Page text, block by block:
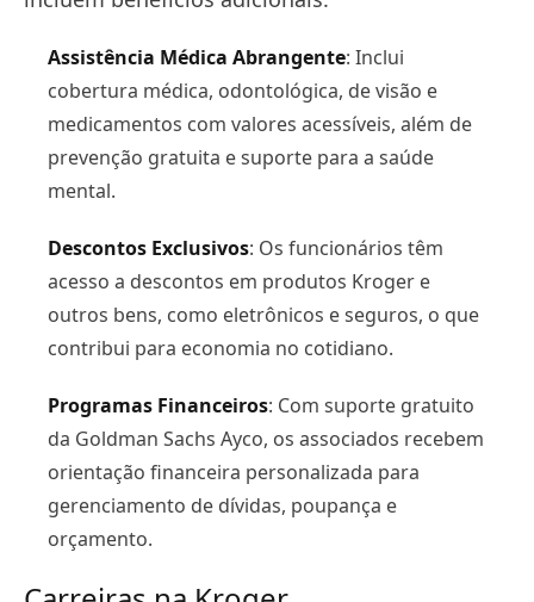
Assistência Médica Abrangente: Inclui
cobertura médica, odontológica, de visão e
medicamentos com valores acessíveis, além de
prevenção gratuita e suporte para a saúde
mental​.
Descontos Exclusivos: Os funcionários têm
acesso a descontos em produtos Kroger e
outros bens, como eletrônicos e seguros, o que
contribui para economia no cotidiano​.
Programas Financeiros: Com suporte gratuito
da Goldman Sachs Ayco, os associados recebem
orientação financeira personalizada para
gerenciamento de dívidas, poupança e
orçamento​.